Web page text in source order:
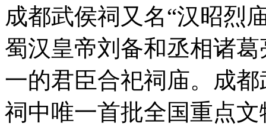
成都武侯祠又名“汉昭烈
蜀汉皇帝刘备和丞相诸
一的君臣合祀祠庙。成
祠中唯一首批全国重点